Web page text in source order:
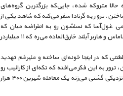
متروکه شده، جایی‌که بزرگترین گروه‌های
ترور به گرنادا سفر می‌کنه که شاهد یکی از
غول‌آسا که نسلشون رو به انقراضه میان که
نیمه‌شب در ساحل دورافتاده‌ای تخم‌گذاری کنن. بعد به باهاماس و هاربر آیلند خارق‌العاده می‌ره که ۱۱ میلیاردر
که در اینجا خونه‌ای ساخته و علیرغم تهدید
به این فکر می‌افته که تکه‌ای از کارائیب رو
برای همیشه ازآن خودش کنه، در جزیره‌ای فروشی درهمان نزدیکی گشتی می‌زنه یک معامله شیرین ۴۰۰ هزار